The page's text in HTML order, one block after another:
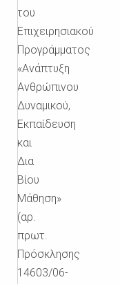
του
Επιχειρησιακού
Προγράμματος
«Ανάπτυξη
Ανθρώπινου
Δυναμικού,
Εκπαίδευση
και
Δια
Βίου
Μάθηση»
(αρ.
πρωτ.
Πρόσκλησης
14603/06-